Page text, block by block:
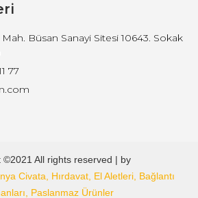
Büsan Sanayi Sitesi 10643. Sokak
77
©2021 All rights reserved | by
Civata, Hırdavat, El Aletleri, Bağlantı
Paslanmaz Ürünler